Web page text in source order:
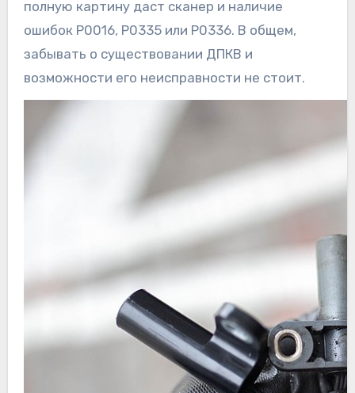
полную картину даст сканер и наличие
ошибок Р0016, Р0335 или Р0336. В общем,
забывать о существовании ДПКВ и
возможности его неисправности не стоит.